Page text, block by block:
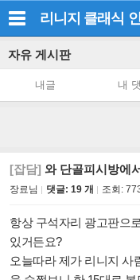
리니지 클래식
자유 게시판
내글 내
[잡담] 와 단골피시방에
장료님 댓글: 19 개 조회:
항상 구석자리 광고판으
있거든요?
오늘따라 제가 리니지 사